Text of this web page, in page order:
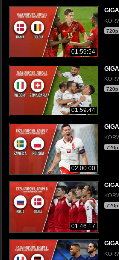
01:59:54
720p
01:59:44
720p
02:00:00
720p
01:46:17
720p